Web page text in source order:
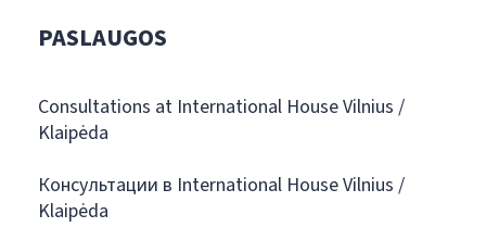
PASLAUGOS
Consultations at International House Vilnius /
Klaipėda
Консультации в International House Vilnius /
Klaipėda